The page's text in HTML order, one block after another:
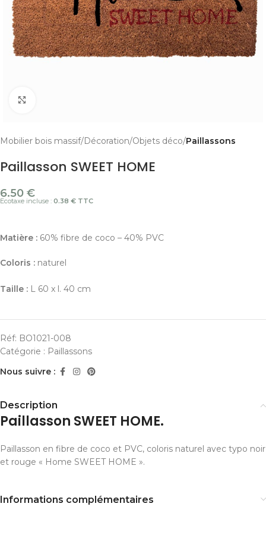
Mobilier bois massif Décoration Objets déco Paillassons
Paillasson SWEET HOME
6.50 €
Ecotaxe incluse : 0.38 € TTC
Matière : 60% fibre de coco – 40% PVC
Coloris : naturel
Taille : L 60 x l. 40 cm
Réf: BO1021-008
Catégorie : Paillassons
Nous suivre :
Description
Paillasson SWEET HOME.
Paillasson en fibre de coco et PVC, coloris naturel avec typo noir
et rouge « Home SWEET HOME ».
Informations complémentaires